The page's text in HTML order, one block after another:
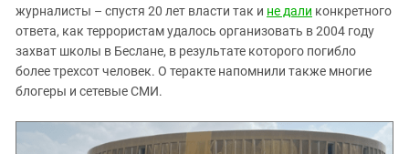
журналисты – спустя 20 лет власти так и не дали конкретного
ответа, как террористам удалось организовать в 2004 году
захват школы в Беслане, в результате которого погибло
более трехсот человек. О теракте напомнили также многие
блогеры и сетевые СМИ.